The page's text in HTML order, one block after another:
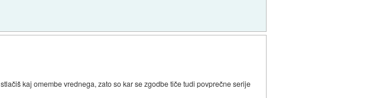
kaj omembe vrednega, zato so kar se zgodbe tiče tudi povprečne serije